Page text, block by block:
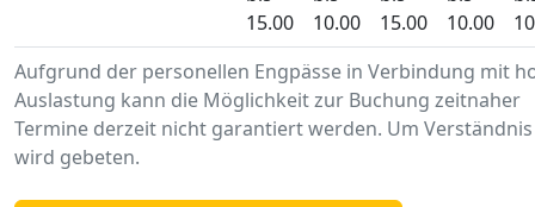
Aufgrund der personellen Engpässe in Verbindung mit
Auslastung kann die Möglichkeit zur Buchung zeitnaher
Termine derzeit nicht garantiert werden. Um Verständnis
wird gebeten.
15.00
10.00
15.00
10.00